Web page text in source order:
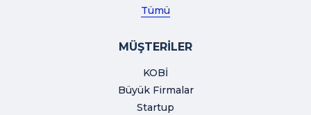
Tümü
MÜŞTERİLER
KOBİ
Büyük Firmalar
Startup